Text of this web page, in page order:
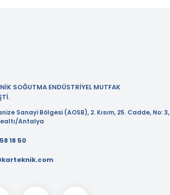
SOĞUTMA ENDÜSTRİYEL MUTFAK
Sanayi Bölgesi (AOSB), 2. Kısım, 25. Cadde, No: 3,
Antalya
18 50